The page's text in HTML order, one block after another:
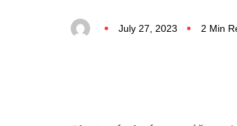
July 27, 2023 2 Min